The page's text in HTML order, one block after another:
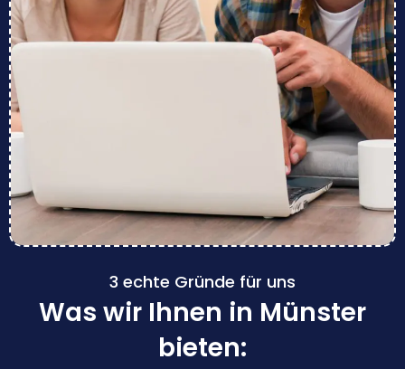
3 echte Gründe für uns
Was wir Ihnen in Münster
bieten: